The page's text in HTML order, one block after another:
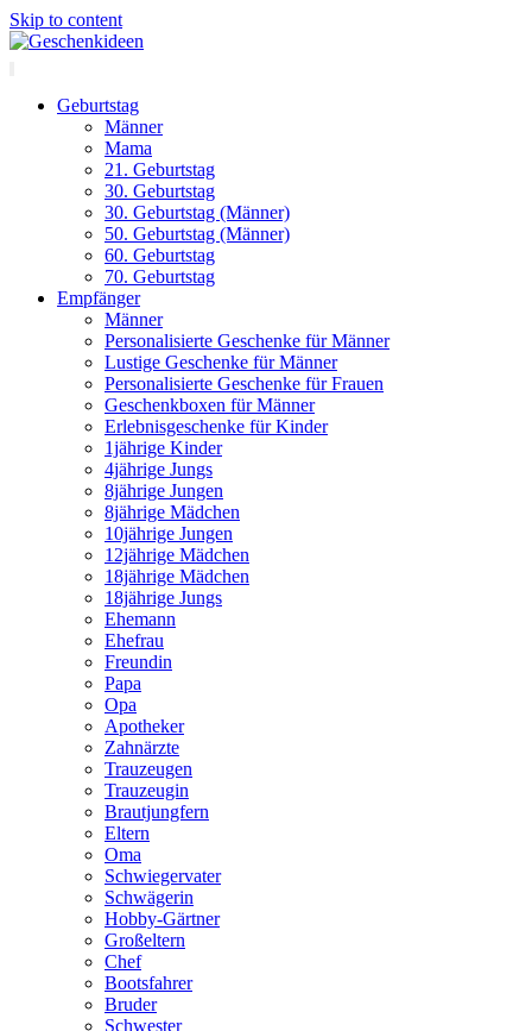
Skip to content
Geburtstag
Männer
Mama
21. Geburtstag
30. Geburtstag
30. Geburtstag (Männer)
50. Geburtstag (Männer)
60. Geburtstag
70. Geburtstag
Empfänger
Männer
Personalisierte Geschenke für Männer
Lustige Geschenke für Männer
Personalisierte Geschenke für Frauen
Geschenkboxen für Männer
Erlebnisgeschenke für Kinder
1jährige Kinder
4jährige Jungs
8jährige Jungen
8jährige Mädchen
10jährige Jungen
12jährige Mädchen
18jährige Mädchen
18jährige Jungs
Ehemann
Ehefrau
Freundin
Papa
Opa
Apotheker
Zahnärzte
Trauzeugen
Trauzeugin
Brautjungfern
Eltern
Oma
Schwiegervater
Schwägerin
Hobby-Gärtner
Großeltern
Chef
Bootsfahrer
Bruder
Schwester